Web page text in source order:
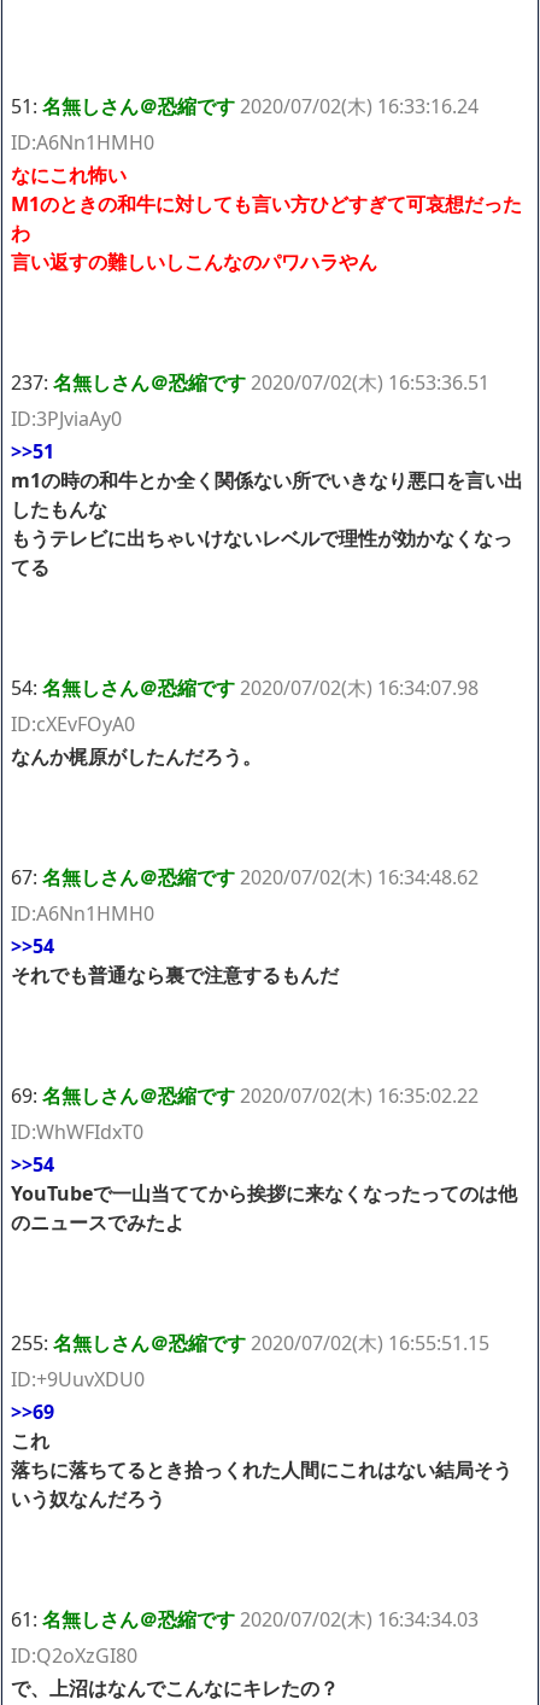
51: 名無しさん＠恐縮です2020/07/02(木) 16:33:16.24
ID:A6Nn1HMH0
なにこれ怖い
M1のときの和牛に対しても言い方ひどすぎて可哀想だった
わ
言い返すの難しいしこんなのパワハラやん
237: 名無しさん＠恐縮です2020/07/02(木) 16:53:36.51
ID:3PJviaAy0
>>51
m1の時の和牛とか全く関係ない所でいきなり悪口を言い出
したもんな
もうテレビに出ちゃいけないレベルで理性が効かなくなっ
てる
54: 名無しさん＠恐縮です2020/07/02(木) 16:34:07.98
ID:cXEvFOyA0
なんか梶原がしたんだろう。
67: 名無しさん＠恐縮です2020/07/02(木) 16:34:48.62
ID:A6Nn1HMH0
>>54
それでも普通なら裏で注意するもんだ
69: 名無しさん＠恐縮です2020/07/02(木) 16:35:02.22
ID:WhWFIdxT0
>>54
YouTubeで一山当ててから挨拶に来なくなったってのは他
のニュースでみたよ
255: 名無しさん＠恐縮です2020/07/02(木) 16:55:51.15
ID:+9UuvXDU0
>>69
これ
落ちに落ちてるとき拾っくれた人間にこれはない結局そう
いう奴なんだろう
61: 名無しさん＠恐縮です2020/07/02(木) 16:34:34.03
ID:Q2oXzGI80
で、上沼はなんでこんなにキレたの？